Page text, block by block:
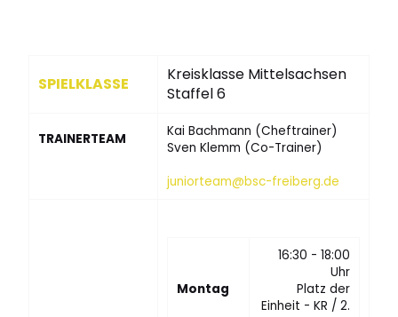
SPIELKLASSE
Kreisklasse Mittelsachsen
Staffel 6
TRAINERTEAM
Kai Bachmann (Cheftrainer)
Sven Klemm (Co-Trainer)
juniorteam@bsc-freiberg.de
Montag
16:30 - 18:00
Uhr
Platz der
Einheit - KR / 2.